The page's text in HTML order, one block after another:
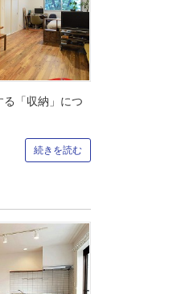
「収納」につ
続きを読む